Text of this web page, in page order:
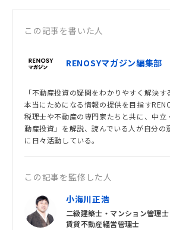
この記事を書いた人
RENOSYマガジン編集部
「不動産投資の疑問をわかりやすく解決す
本当にためになる情報の提供を目指す
税理士や不動産の専門家たちと共に、中立
動産投資」を解説、読んでいる人が自分の
に日々活動している。
この記事を監修した人
小海川正浩
二級建築士・マンション管理
賃貸不動産経営管理士